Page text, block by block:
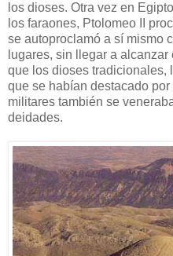
los dioses. Otra vez en
los faraones, Ptolomeo II
se autoproclamó a sí mismo
lugares, sin llegar a
que los dioses tradicionales,
que se habían destacado
militares también se
deidades.